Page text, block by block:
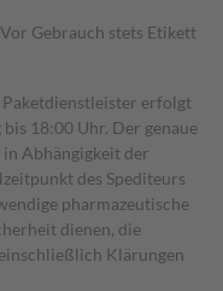
Gebrauch stets Etikett
Paketdienstleister erfolgt
18:00 Uhr. Der genaue
Abhängigkeit der
des Spediteurs
pharmazeutische
dienen, die
Klärungen